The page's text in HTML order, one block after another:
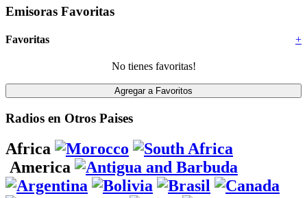
Emisoras Favoritas
+
Favoritas
No tienes favoritas!
Radios en Otros Paises
Africa
America